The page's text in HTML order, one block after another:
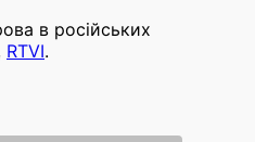
в російських
RTVI.